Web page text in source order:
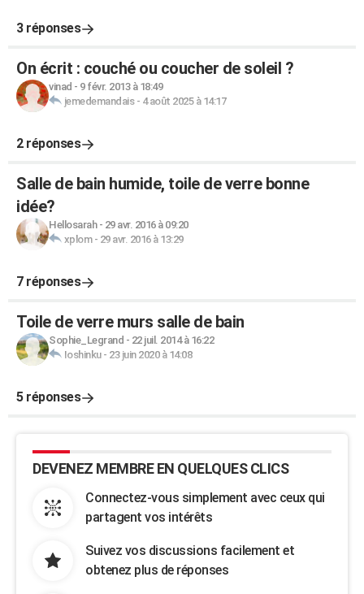
3 réponses
On écrit : couché ou coucher de soleil ?
vinad - 9 févr. 2013 à 18:49
jemedemandais- 4 août 2025 à 14:17
2 réponses
Salle de bain humide, toile de verre bonne
idée?
Hellosarah- 29 avr. 2016 à 09:20
xplom- 29 avr. 2016 à 13:29
7 réponses
Toile de verre murs salle de bain
Sophie_Legrand - 22 juil. 2014 à 16:22
Ioshinku- 23 juin 2020 à 14:08
5 réponses
DEVENEZ MEMBRE EN QUELQUES CLICS
Connectez-vous simplement avec ceux qui
partagent vos intérêts
Suivez vos discussions facilement et
obtenez plus de réponses